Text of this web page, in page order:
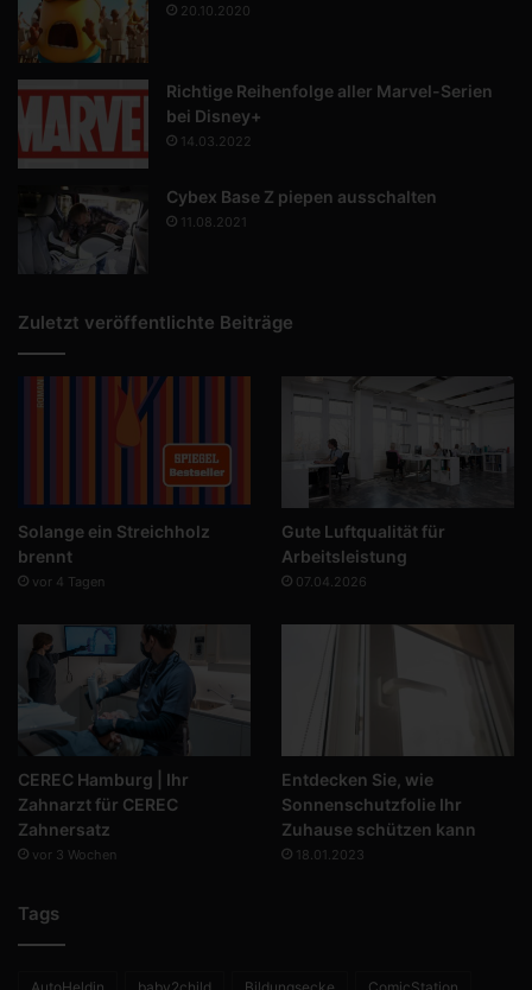
20.10.2020
Richtige Reihenfolge aller Marvel-Serien
bei Disney+
14.03.2022
Cybex Base Z piepen ausschalten
11.08.2021
Zuletzt veröffentlichte Beiträge
Solange ein Streichholz
brennt
vor 4 Tagen
Gute Luftqualität für
Arbeitsleistung
07.04.2026
CEREC Hamburg | Ihr
Zahnarzt für CEREC
Zahnersatz
vor 3 Wochen
Entdecken Sie, wie
Sonnenschutzfolie Ihr
Zuhause schützen kann
18.01.2023
Tags